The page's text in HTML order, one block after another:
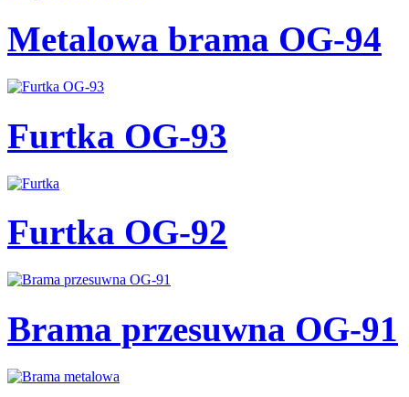
Metalowa brama OG-94
Furtka OG-93
Furtka OG-92
Brama przesuwna OG-91